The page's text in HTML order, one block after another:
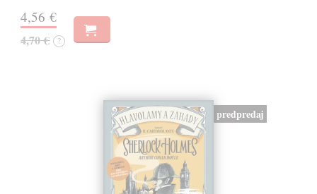
4,56 €
4,70 € ?
predpredaj